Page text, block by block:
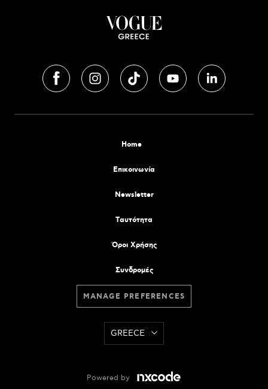
Home
Επικοινωνία
Newsletter
Tαυτότητα
Όροι Χρήσης
Συνδρομές
MANAGE PREFERENCES
GREECE
Powered by